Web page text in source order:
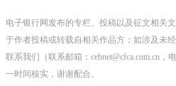
电子银行网发布的专栏、投稿以及征文相关
于作者投稿或转载自相关作品方；如涉及未
联系我们（联系邮箱：cebnet@cfca.com.cn，
一时间核实，谢谢配合。